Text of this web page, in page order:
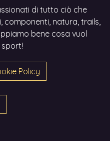
di tutto ciò che
componenti, natura, trails,
bene cosa vuol
Policy